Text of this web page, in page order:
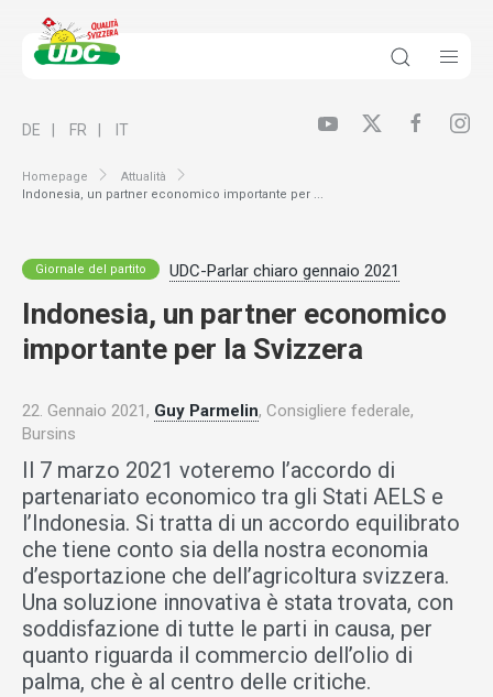
Homepage
Attualità
Indonesia, un partner economico importante per ...
DE FR IT
Giornale del partito UDC-Parlar chiaro gennaio 2021
Indonesia, un partner economico
importante per la Svizzera
22. Gennaio 2021, Guy Parmelin, Consigliere federale,
Bursins
Il 7 marzo 2021 voteremo l’accordo di
partenariato economico tra gli Stati AELS e
l’Indonesia. Si tratta di un accordo equilibrato
che tiene conto sia della nostra economia
d’esportazione che dell’agricoltura svizzera.
Una soluzione innovativa è stata trovata, con
soddisfazione di tutte le parti in causa, per
quanto riguarda il commercio dell’olio di
palma, che è al centro delle critiche.